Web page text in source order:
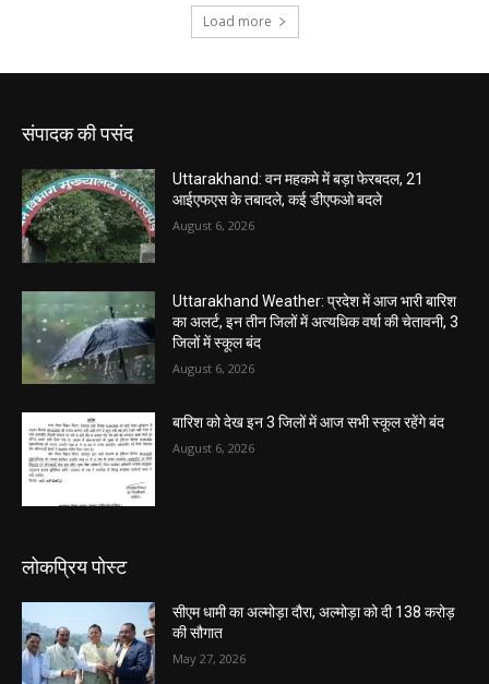
संपादक की पसंद
Uttarakhand: वन महकमे में बड़ा फेरबदल, 21
आईएफएस के तबादले, कई डीएफओ बदले
August 6, 2026
Uttarakhand Weather: प्रदेश में आज भारी बारिश
का अलर्ट, इन तीन जिलों में अत्यधिक वर्षा की चेतावनी, 3
जिलों में स्कूल बंद
August 6, 2026
बारिश को देख इन 3 जिलों में आज सभी स्कूल रहेंगे बंद
August 6, 2026
लोकप्रिय पोस्ट
सीएम धामी का अल्मोड़ा दौरा, अल्मोड़ा को दी 138 करोड़
की सौगात
May 27, 2026